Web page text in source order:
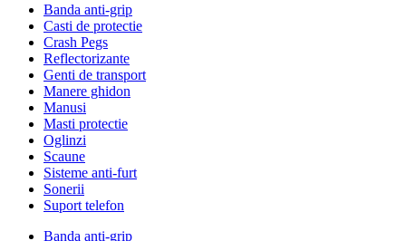
Banda anti-grip
Casti de protectie
Crash Pegs
Reflectorizante
Genti de transport
Manere ghidon
Manusi
Masti protectie
Oglinzi
Scaune
Sisteme anti-furt
Sonerii
Suport telefon
Banda anti-grip